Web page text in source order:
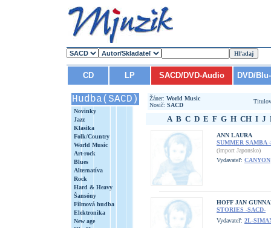
CD LP SACD/DVD-Audio DVD/
Hudba(SACD)
Novinky
Jazz
Klasika
Folk/Country
World Music
Art-rock
Blues
Alternatíva
Rock
Hard & Heavy
Šansóny
Filmová hudba
Elektronika
New age
Žáner: World Music
Nosič: SACD
A B C D E F G H CH I J
ANN LAURA
SUMMER SAMBA -
(import Japonsko)
Vydavateľ: CANYON
HOFF JAN
STORIES -SACD-
Vydavateľ: 2L-